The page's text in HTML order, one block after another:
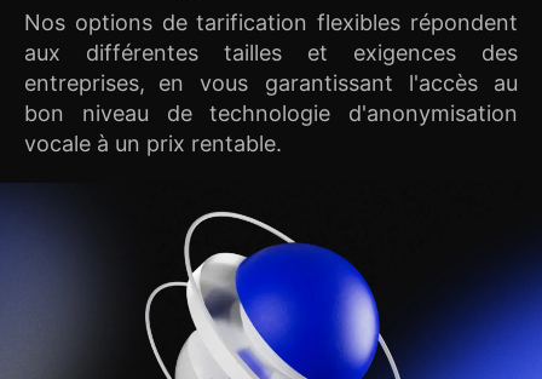
Nos options de tarification flexibles répondent
aux différentes tailles et exigences des
entreprises, en vous garantissant l'accès au
bon niveau de technologie d'anonymisation
vocale à un prix rentable.